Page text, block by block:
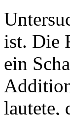
ist. Die
ein
lautete,